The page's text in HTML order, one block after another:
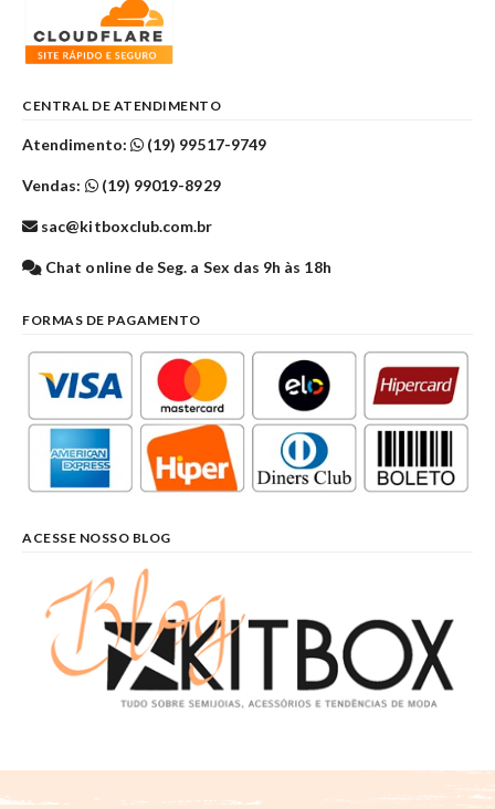
CENTRAL DE ATENDIMENTO
Atendimento: (19) 99517-9749
Vendas: (19) 99019-8929
sac@kitboxclub.com.br
Chat online de Seg. a Sex das 9h às 18h
FORMAS DE PAGAMENTO
ACESSE NOSSO BLOG